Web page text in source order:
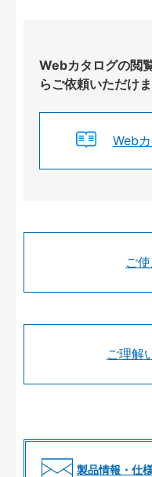
Webカタログの閲
らご依頼いただけま
Web
ご
ご理解
製品情報・仕